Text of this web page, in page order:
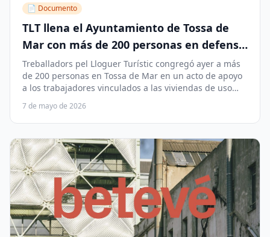
📄 Documento
TLT llena el Ayuntamiento de Tossa de
Mar con más de 200 personas en defensa
de los HUT
Treballadors pel Lloguer Turístic congregó ayer a más
de 200 personas en Tossa de Mar en un acto de apoyo
a los trabajadores vinculados a las viviendas de uso
turístico, con la participación de alcaldes de la Costa
Brava y representantes del tejido económico local.
7 de mayo de 2026